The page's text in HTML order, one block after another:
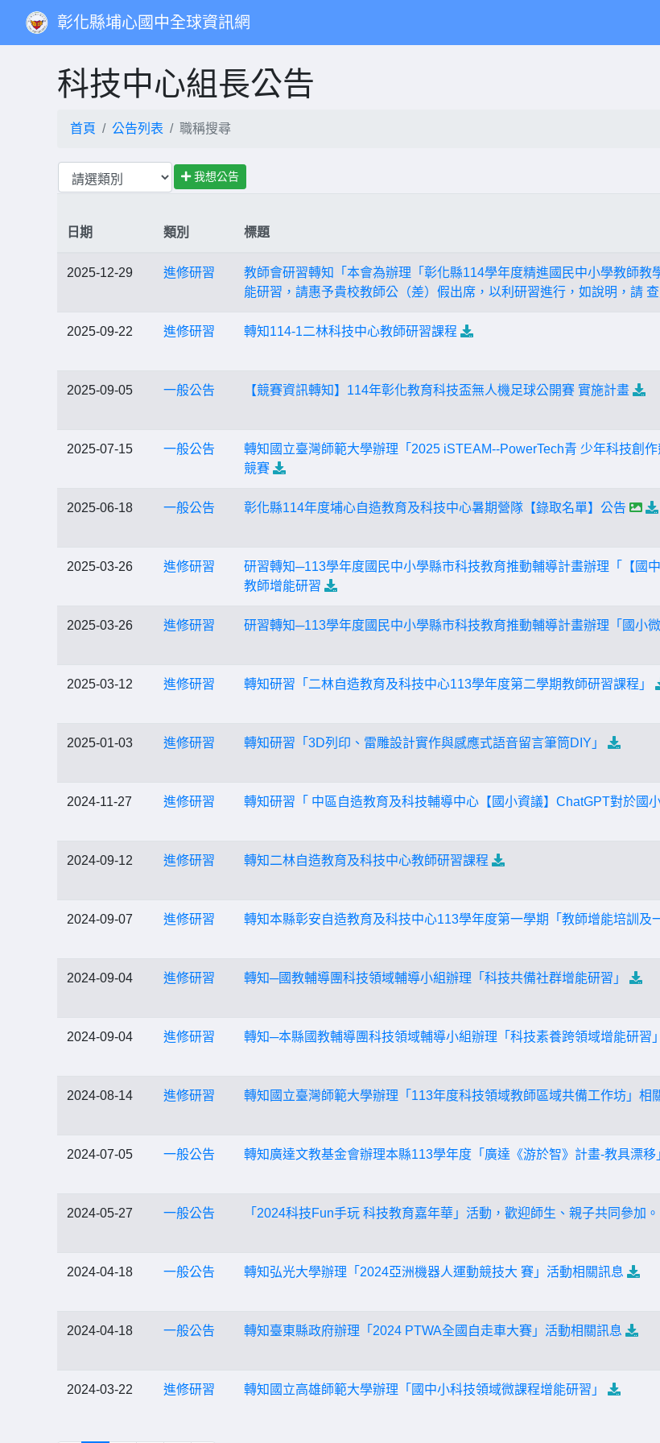
彰化縣埔心國中全球資訊網
科技中心組長公告
首頁 公告列表 職稱搜尋
我想公告
日期 類別 標題
2025-12-29 進修研習
教師會研習轉知「本會為辦理「彰化縣114學年度精進國民中小學教師教
能研習，請惠予貴校教師公（差）假出席，以利研習進行，如說明，請 查
2025-09-22 進修研習 轉知114-1二林科技中心教師研習課程
2025-09-05 一般公告 【競賽資訊轉知】114年彰化教育科技盃無人機足球公開賽 實施計畫
2025-07-15 一般公告
轉知國立臺灣師範大學辦理「2025 iSTEAM--PowerTech青 少年科技創
競賽
2025-06-18 一般公告 彰化縣114年度埔心自造教育及科技中心暑期營隊【錄取名單】公告
2025-03-26 進修研習
研習轉知─113學年度國民中小學縣市科技教育推動輔導計畫辦理「【國
教師增能研習
2025-03-26 進修研習 研習轉知─113學年度國民中小學縣市科技教育推動輔導計畫辦理「國小
2025-03-12 進修研習 轉知研習「二林自造教育及科技中心113學年度第二學期教師研習課程」
2025-01-03 進修研習 轉知研習「3D列印、雷雕設計實作與感應式語音留言筆筒DIY」
2024-11-27 進修研習 轉知研習「 中區自造教育及科技輔導中心【國小資議】ChatGPT對於國
2024-09-12 進修研習 轉知二林自造教育及科技中心教師研習課程
2024-09-07 進修研習 轉知本縣彰安自造教育及科技中心113學年度第一學期「教師增能培訓及
2024-09-04 進修研習 轉知─國教輔導團科技領域輔導小組辦理「科技共備社群增能研習」
2024-09-04 進修研習 轉知─本縣國教輔導團科技領域輔導小組辦理「科技素養跨領域增能研習」
2024-08-14 進修研習 轉知國立臺灣師範大學辦理「113年度科技領域教師區域共備工作坊」相
2024-07-05 一般公告 轉知廣達文教基金會辦理本縣113學年度「廣達《游於智》計畫-教具漂
2024-05-27 一般公告 「2024科技Fun手玩 科技教育嘉年華」活動，歡迎師生、親子共同參加。
2024-04-18 一般公告 轉知弘光大學辦理「2024亞洲機器人運動競技大 賽」活動相關訊息
2024-04-18 一般公告 轉知臺東縣政府辦理「2024 PTWA全國自走車大賽」活動相關訊息
2024-03-22 進修研習 轉知國立高雄師範大學辦理「國中小科技領域微課程增能研習」